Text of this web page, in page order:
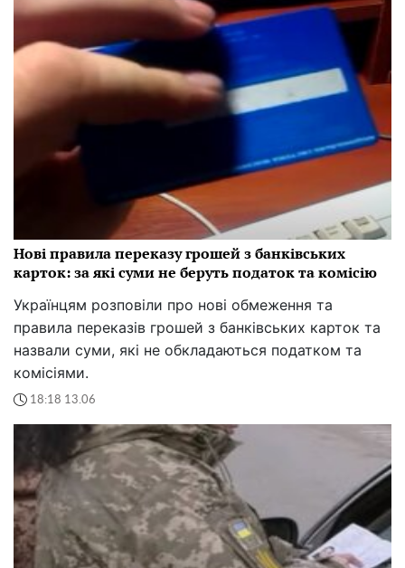
Нові правила переказу грошей з банківських
карток: за які суми не беруть податок та комісію
Українцям розповіли про нові обмеження та
правила переказів грошей з банківських карток та
назвали суми, які не обкладаються податком та
комісіями.
18:18 13.06